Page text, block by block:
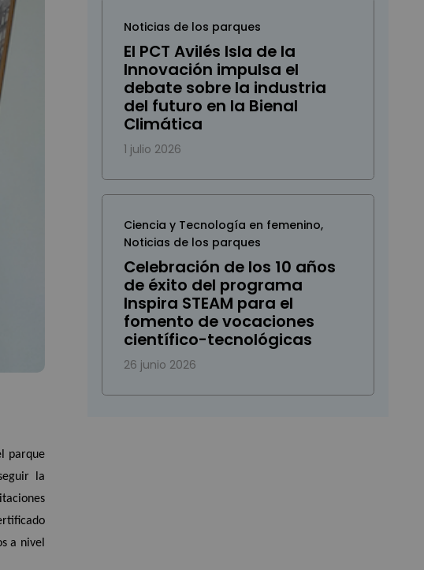
parque
la
a nivel
Noticias de los parques
El PCT Avilés Isla de la
Innovación impulsa el
debate sobre la industria
del futuro en la Bienal
Climática
1 julio 2026
Ciencia y Tecnología en femenino,
Noticias de los parques
Celebración de los 10 años
de éxito del programa
Inspira STEAM para el
fomento de vocaciones
científico-tecnológicas
26 junio 2026